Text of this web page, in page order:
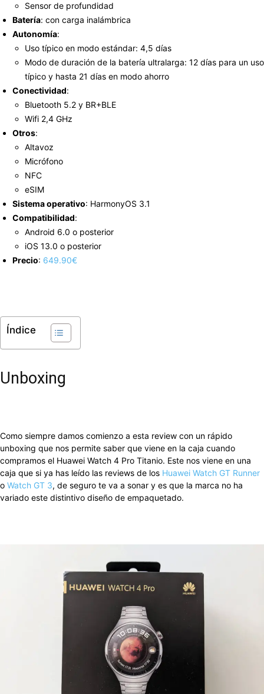
Sensor de profundidad
Batería: con carga inalámbrica
Autonomía:
Uso típico en modo estándar: 4,5 días
Modo de duración de la batería ultralarga: 12 días para un uso
típico y hasta 21 días en modo ahorro
Conectividad:
Bluetooth 5.2 y BR+BLE
Wifi 2,4 GHz
Otros:
Altavoz
Micrófono
NFC
eSIM
Sistema operativo: HarmonyOS 3.1
Compatibilidad:
Android 6.0 o posterior
iOS 13.0 o posterior
Precio: 649.90€
Índice
Unboxing
Como siempre damos comienzo a esta review con un rápido
unboxing que nos permite saber que viene en la caja cuando
compramos el Huawei Watch 4 Pro Titanio. Este nos viene en una
caja que si ya has leído las reviews de los Huawei Watch GT Runner
o Watch GT 3, de seguro te va a sonar y es que la marca no ha
variado este distintivo diseño de empaquetado.